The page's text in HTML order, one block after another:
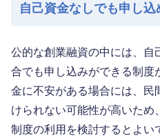
自己資金なしでも申し
公的な創業融資の中には、自
合でも申し込みができる制度
金に不安がある場合には、民
けられない可能性が高いため
制度の利用を検討するとよい